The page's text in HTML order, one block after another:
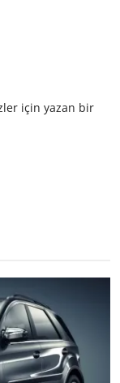
için yazan bir